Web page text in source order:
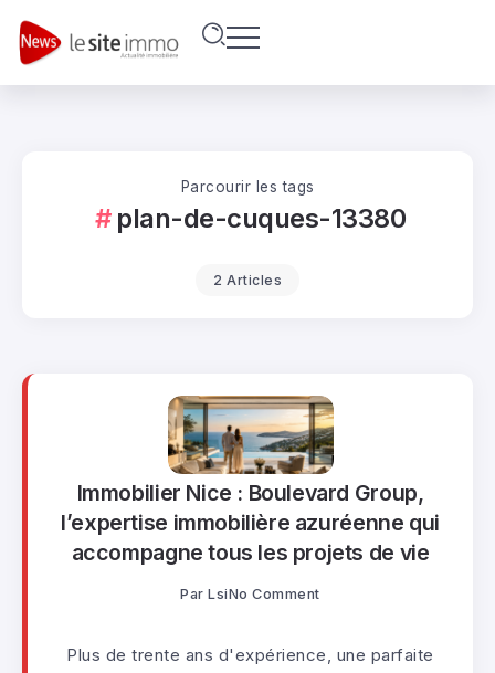
Parcourir les tags
plan-de-cuques-13380
2 Articles
Immobilier Nice : Boulevard Group,
l’expertise immobilière azuréenne qui
accompagne tous les projets de vie
Par LsiNo Comment
Plus de trente ans d'expérience, une parfaite